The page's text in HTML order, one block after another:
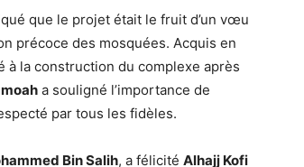
que le projet était le fruit d’un vœu
précoce des mosquées. Acquis en
à la construction du complexe après
a souligné l’importance de
par tous les fidèles.
Bin Salih, a félicité Alhajj Kofi